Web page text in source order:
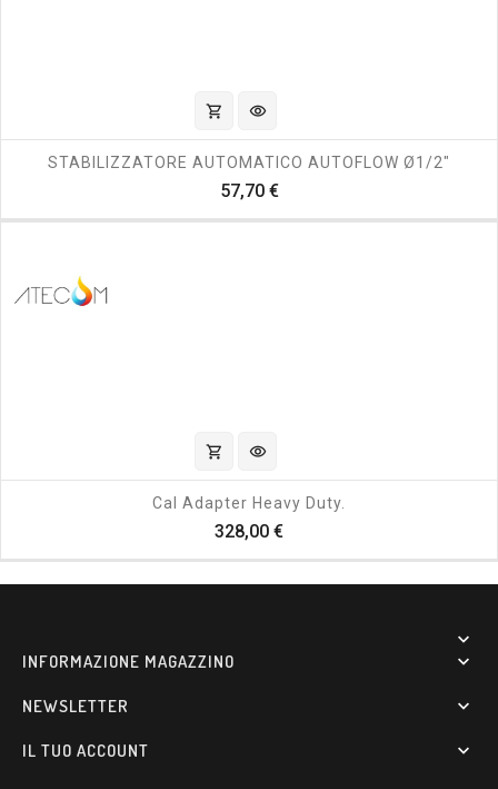
shopping_cart visibility
STABILIZZATORE AUTOMATICO AUTOFLOW Ø1/2"
57,70 €Prezzo
shopping_cart visibility
Cal Adapter Heavy Duty.
328,00 €Prezzo

INFORMAZIONE MAGAZZINO 
NEWSLETTER 
IL TUO ACCOUNT 